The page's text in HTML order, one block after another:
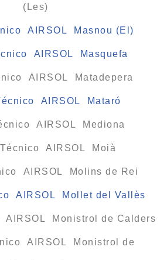
(Les)
AIRSOL Masnou (El)
AIRSOL Masquefa
AIRSOL Matadepera
AIRSOL Mataró
AIRSOL Mediona
AIRSOL Moià
AIRSOL Molins de Rei
AIRSOL Mollet del Vallès
AIRSOL Monistrol de Calders
AIRSOL Monistrol de